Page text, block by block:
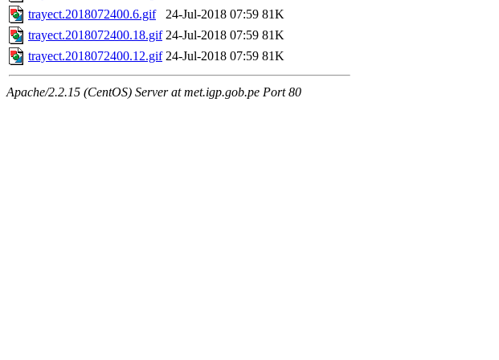
trayect.2018072400.6.gif
24-Jul-2018 07:59 81K
trayect.2018072400.18.gif 24-Jul-2018 07:59 81K
trayect.2018072400.12.gif 24-Jul-2018 07:59 81K
Apache/2.2.15 (CentOS) Server at met.igp.gob.pe Port 80